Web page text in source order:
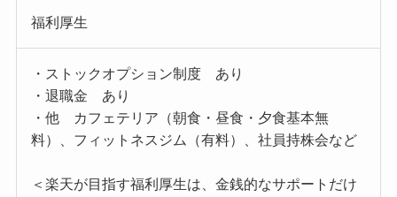
福利厚生
・ストックオプション制度 あり
・退職金 あり
・他 カフェテリア（朝食・昼食・夕食基本無
料）、フィットネスジム（有料）、社員持株会など
＜楽天が目指す福利厚生は、金銭的なサポートだけ